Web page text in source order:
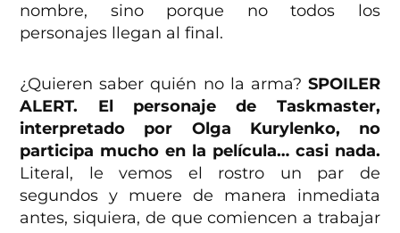
nombre, sino porque no todos los
personajes llegan al final.
¿Quieren saber quién no la arma? SPOILER
ALERT. El personaje de Taskmaster,
interpretado por Olga Kurylenko, no
participa mucho en la película… casi nada.
Literal, le vemos el rostro un par de
segundos y muere de manera inmediata
antes, siquiera, de que comiencen a trabajar